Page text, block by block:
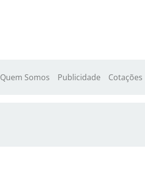
Quem Somos Publicidade Cotações